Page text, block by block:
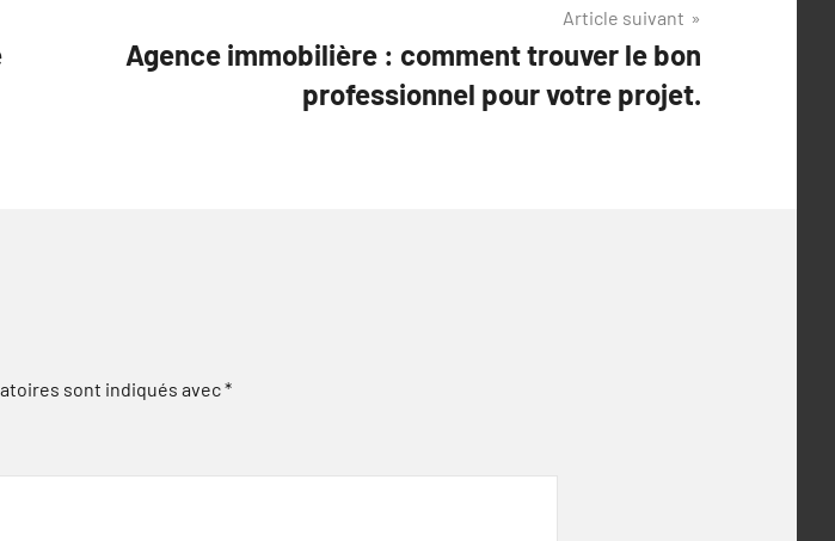
Article suivant
Agence immobilière : comment trouver le bon
professionnel pour votre projet.
sont indiqués avec*